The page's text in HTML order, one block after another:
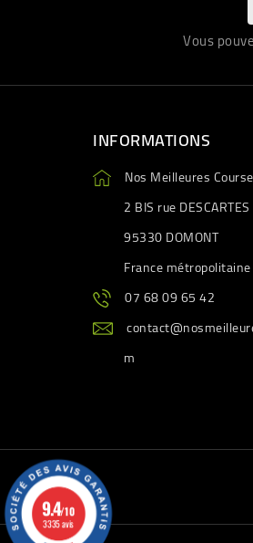
Vous
INFORMATIONS
Nos Meilleures
2 BIS rue DESCARTES
95330 DOMONT
France métropolitaine
07 68 09 65 42
m
9.4/10
3335 avis